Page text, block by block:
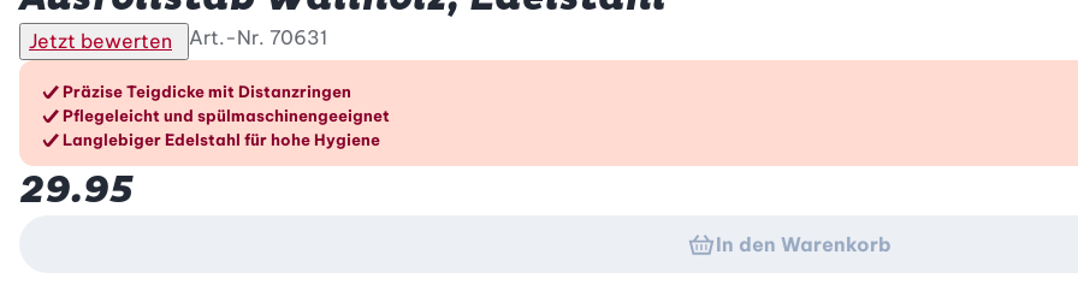
Jetzt bewerten Art.-Nr. 70631
Die Vorteile im Überblick
Präzise Teigdicke mit Distanzringen
Pflegeleicht und spülmaschinengeeignet
Langlebiger Edelstahl für hohe Hygiene
29.95
In den Warenkorb